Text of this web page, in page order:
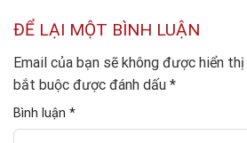
ĐỂ LẠI MỘT BÌNH LUẬN
Email của bạn sẽ không được hiển thị
bắt buộc được đánh dấu *
Bình luận *